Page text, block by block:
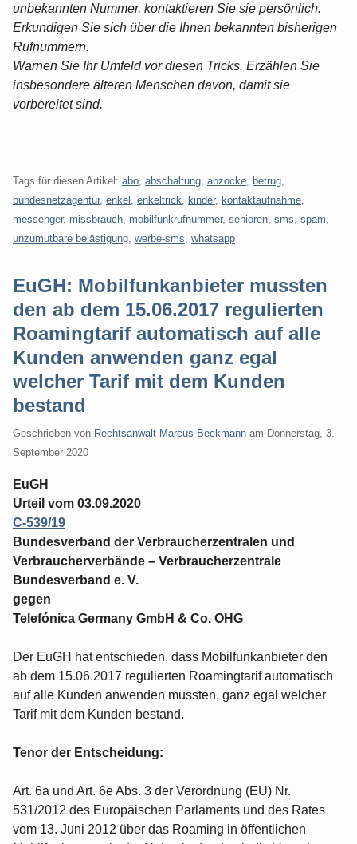
unbekannten Nummer, kontaktieren Sie sie persönlich.
Erkundigen Sie sich über die Ihnen bekannten bisherigen
Rufnummern.
Warnen Sie Ihr Umfeld vor diesen Tricks. Erzählen Sie
insbesondere älteren Menschen davon, damit sie
vorbereitet sind.
Tags für diesen Artikel: abo abschaltung abzocke betrug
bundesnetzagentur, enkel enkeltrick kinder, kontaktaufnahme
messenger, missbrauch mobilfunkrufnummer, senioren sms spam
unzumutbare belästigung werbe-sms whatsapp
EuGH: Mobilfunkanbieter mussten
den ab dem 15.06.2017 regulierten
Roamingtarif automatisch auf alle
Kunden anwenden ganz egal
welcher Tarif mit dem Kunden
bestand
Geschrieben von Rechtsanwalt Marcus Beckmann am Donnerstag, 3.
September 2020
EuGH
Urteil vom 03.09.2020
C‑539/19
Bundesverband der Verbraucherzentralen und
Verbraucherverbände – Verbraucherzentrale
Bundesverband e. V.
gegen
Telefónica Germany GmbH & Co. OHG
Der EuGH hat entschieden, dass Mobilfunkanbieter den
ab dem 15.06.2017 regulierten Roamingtarif automatisch
auf alle Kunden anwenden mussten, ganz egal welcher
Tarif mit dem Kunden bestand.
Tenor der Entscheidung:
Art. 6a und Art. 6e Abs. 3 der Verordnung (EU) Nr.
531/2012 des Europäischen Parlaments und des Rates
vom 13. Juni 2012 über das Roaming in öffentlichen